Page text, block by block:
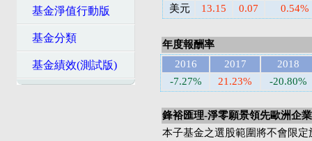
基金淨值行動版
基金分類
基金績效(測試版)
美元
13.15 0.07 0.54%
年度報酬率
2016
2017
2018
-7.27%
21.23% -20.80%
鋒裕匯理-淨零願景領先歐洲企
本子基金之選股範圍將不會限